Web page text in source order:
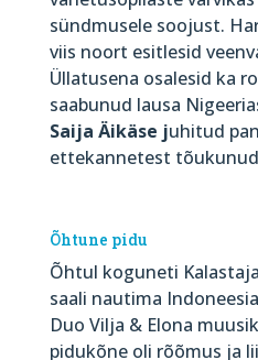
sündmusele soojust.
viis noort esitlesid
Üllatusena osalesid ka
saabunud lausa
Saija Äikäse juhitud
ettekannetest
Õhtune pidu
Õhtul koguneti
saali nautima
Duo Vilja & Elona
pidukõne oli rõõmus ja